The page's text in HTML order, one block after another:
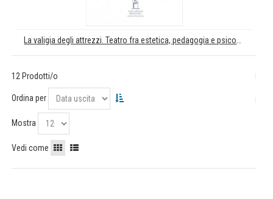
12 Prodotti/o
Ordina per
Mostra
Vedi come